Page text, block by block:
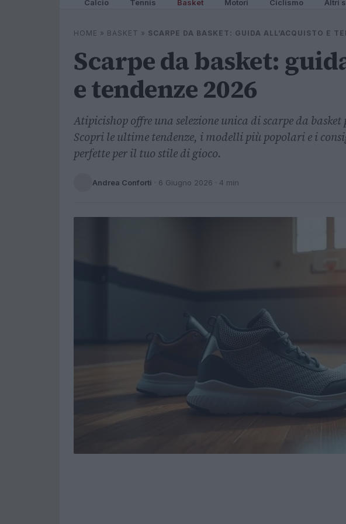
Calcio Tennis Basket Motori Ciclismo Altri
HOME » BASKET » SCARPE DA BASKET: GUIDA ALL’ACQUISTO E
Scarpe da basket:
e tendenze 2026
Atipicishop offre una selezione unica di scarpe da
Scopri le ultime tendenze, i modelli più popolari e i
perfette per il tuo stile di gioco.
Andrea Conforti · 6 Giugno 2026 · 4 min